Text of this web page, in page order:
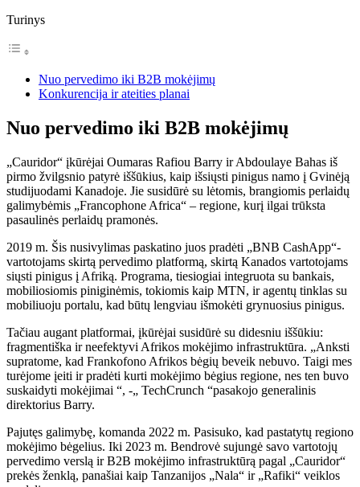
Turinys
Nuo pervedimo iki B2B mokėjimų
Konkurencija ir ateities planai
Nuo pervedimo iki B2B mokėjimų
„Cauridor“ įkūrėjai Oumaras Rafiou Barry ir Abdoulaye Bahas iš
pirmo žvilgsnio patyrė iššūkius, kaip išsiųsti pinigus namo į Gvinėją
studijuodami Kanadoje. Jie susidūrė su lėtomis, brangiomis perlaidų
galimybėmis „Francophone Africa“ – regione, kurį ilgai trūksta
pasaulinės perlaidų pramonės.
2019 m. Šis nusivylimas paskatino juos pradėti „BNB CashApp“-
vartotojams skirtą pervedimo platformą, skirtą Kanados vartotojams
siųsti pinigus į Afriką. Programa, tiesiogiai integruota su bankais,
mobiliosiomis piniginėmis, tokiomis kaip MTN, ir agentų tinklas su
mobiliuoju portalu, kad būtų lengviau išmokėti grynuosius pinigus.
Tačiau augant platformai, įkūrėjai susidūrė su didesniu iššūkiu:
fragmentiška ir neefektyvi Afrikos mokėjimo infrastruktūra. „Anksti
supratome, kad Frankofono Afrikos bėgių beveik nebuvo. Taigi mes
turėjome įeiti ir pradėti kurti mokėjimo bėgius regione, nes ten buvo
suskaidyti mokėjimai “, -„ TechCrunch “pasakojo generalinis
direktorius Barry.
Pajutęs galimybę, komanda 2022 m. Pasisuko, kad pastatytų regiono
mokėjimo bėgelius. Iki 2023 m. Bendrovė sujungė savo vartotojų
pervedimo verslą ir B2B mokėjimo infrastruktūrą pagal „Cauridor“
prekės ženklą, panašiai kaip Tanzanijos „Nala“ ir „Rafiki“ veiklos